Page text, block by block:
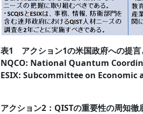
表1 アクション1の米国政府への提
NQCO: National Quantum
ESIX: Subcommittee on
アクション2：QISTの重要性の周知徹